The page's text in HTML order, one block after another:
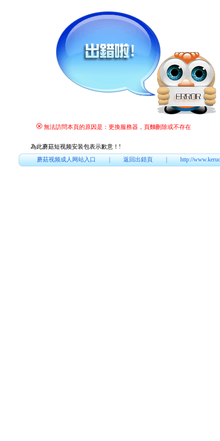
無法訪問本頁的原因是：更換服務器，頁麵刪除或不存在
為此蘑菇短视频安装包表示歉意！ !
蘑菇视频成人网站入口|返回出錯頁|http://